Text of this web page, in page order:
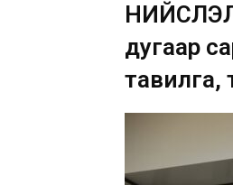
НИЙСЛЭЛ:
дугаар
тавилга,